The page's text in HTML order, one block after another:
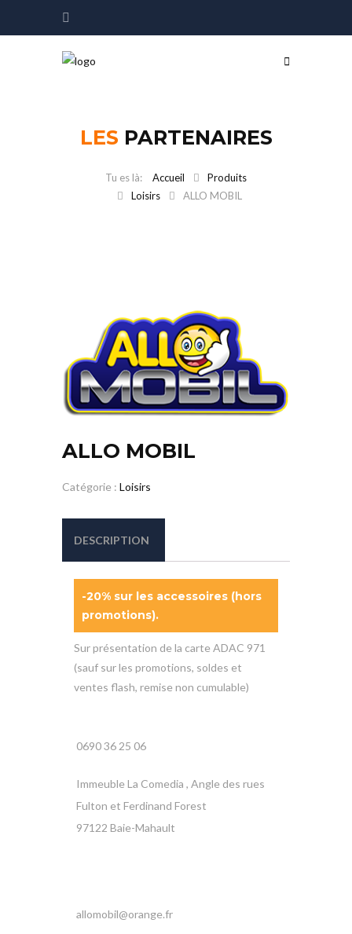
LES PARTENAIRES
Accueil
Produits
Loisirs
ALLO MOBIL
ALLO MOBIL
Catégorie : Loisirs
DESCRIPTION
-20% sur les accessoires (hors
promotions).
Sur présentation de la carte ADAC 971
(sauf sur les promotions, soldes et
ventes flash, remise non cumulable)
0690 36 25 06
Immeuble La Comedia , Angle des rues
Fulton et Ferdinand Forest
97122 Baie-Mahault
allomobil@orange.fr